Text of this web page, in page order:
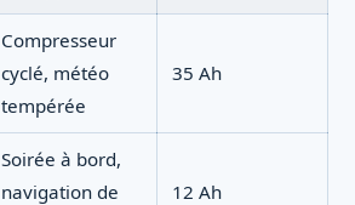
Compresseur
cyclé, météo
tempérée
35 Ah
Soirée à bord,
navigation de
12 Ah